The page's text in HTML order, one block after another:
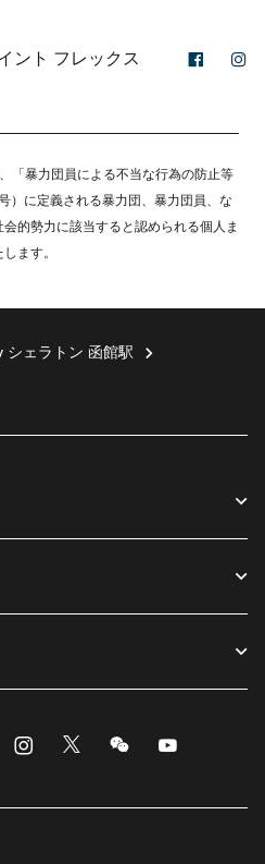
ント フレックス
「暴力団員による不当な行為の防止等
）に定義される暴力団、暴力団員、な
的勢力に該当すると認められる個人ま
ます。
シェラトン 函館駅
いウィンドウで開く
Instagram
新しいウィンドウで開く
Twitter
新しいウィンドウで開く
Messenger
新しいウィンドウ
新しいウィ